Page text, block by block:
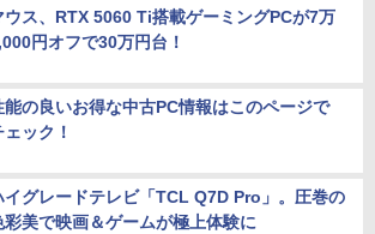
ウス、RTX 5060 Ti搭載ゲーミングPCが7万
円オフで30万円台！
能の良いお得な中古PC情報はこのページで
ェック！
イグレードテレビ「TCL Q7D Pro」。圧巻の
彩美で映画＆ゲームが極上体験に